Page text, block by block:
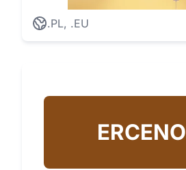
.PL, .EU
ERCENO